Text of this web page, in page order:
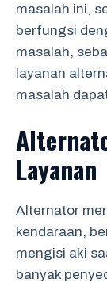
masalah ini,
berfungsi
masalah,
layanan
masalah
Layanan
Alternator
kendaraan,
mengisi aki
banyak